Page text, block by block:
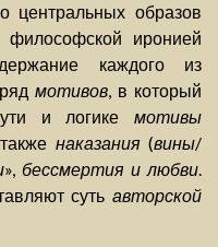
центральных образов
иронией
каждого из
рядмотивов, в который
и логике мотивы
наказания(вины/
», бессмертия и любви.
суть авторской